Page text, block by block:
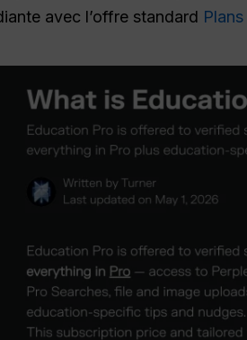
avec l’offre standard